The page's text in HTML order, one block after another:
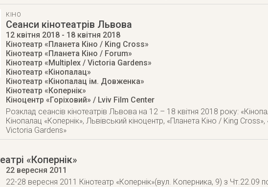
КІНО
Сеанси кінотеатрів Львова
12 квітня 2018 - 18 квітня 2018
Кінотеатр «Планета Кіно / King Cross»
Кінотеатр «Планета Кіно / Forum»
Кінотеатр «Multiplex / Victoria Gardens»
Кінотеатр «Кінопалац»
Кінотеатр «Кінопалац ім. Довженка»
Кінотеатр «Копернік»
Кіноцентр «Горіховий» / Lviv Film Center
Розклад сеансів кінотеатрів Львова на 12 – 18 квітня 2018 року:
Кінопалац «Копернік», Львівський кіноцентр, «Планета Кіно / King
Victoria Gardens»
«Копернік»
22 вересня 2011
22-28 вересня 2011 Кінотеатр «Копернік»(вул. Коперника, 9) з Чт.22.09